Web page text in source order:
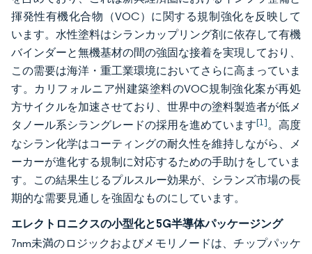
揮発性有機化合物（VOC）に関する規制強化を反映して
います。水性塗料はシランカップリング剤に依存して有機
バインダーと無機基材の間の強固な接着を実現しており、
この需要は海洋・重工業環境においてさらに高まっていま
す。カリフォルニア州建築塗料のVOC規制強化案が再処
方サイクルを加速させており、世界中の塗料製造者が低メ
タノール系シラングレードの採用を進めています[1]。高度
なシラン化学はコーティングの耐久性を維持しながら、メ
ーカーが進化する規制に対応するための手助けをしていま
す。この結果生じるプルスルー効果が、シランズ市場の長
期的な需要見通しを強固なものにしています。
エレクトロニクスの小型化と5G半導体パッケージング
7nm未満のロジックおよびメモリノードは、チップパッケ